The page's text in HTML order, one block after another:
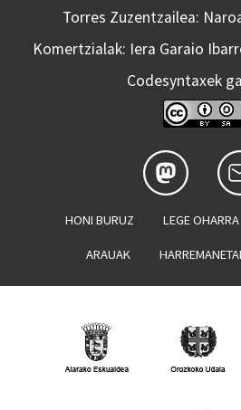
Torres Zuzentzailea:
Komertzialak: Iera Garaio
Codesyntaxek
HONI BURUZ LEGE OHARRA
ARAUAK